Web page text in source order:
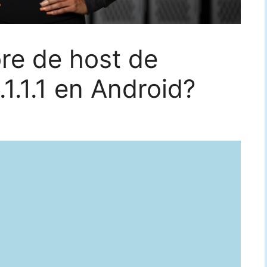
de host de
en Android?